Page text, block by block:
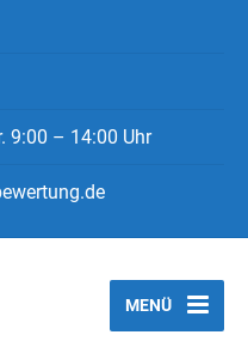
9:00 – 14:00 Uhr
MENÜ